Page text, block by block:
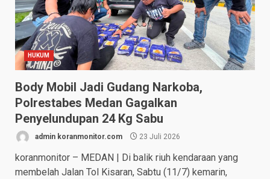
HUKUM
Body Mobil Jadi Gudang Narkoba,
Polrestabes Medan Gagalkan
Penyelundupan 24 Kg Sabu
admin koranmonitor.com 23 Juli 2026
koranmonitor – MEDAN | Di balik riuh kendaraan yang
membelah Jalan Tol Kisaran, Sabtu (11/7) kemarin,